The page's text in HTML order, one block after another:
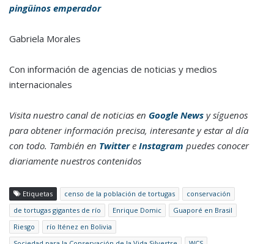
pingüinos emperador
Gabriela Morales
Con información de agencias de noticias y medios
internacionales
Visita nuestro canal de noticias en Google News y síguenos
para obtener información precisa, interesante y estar al día
con todo. También en Twittere Instagram puedes conocer
diariamente nuestros contenidos
Etiquetas censo de la población de tortugas
conservación
de tortugas gigantes de río
Enrique Domic
Guaporé en Brasil
Riesgo
río Iténez en Bolivia